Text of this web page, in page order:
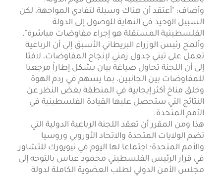
وأضاف: "أعتقد أن هناك وسيلة لتفادي المواجهة، لكن
السبيل الوحيد في النهاية للوصول إلى الدولة
الفلسطينية المستقلة هو إجراء مفاوضات مباشرة".
وألمح رئيس الوزراء البريطاني الأسبق إلى أن الرباعية
تعمل على تبني جدول زمني لإنجاح المفاوضات، لافتا
إلى أن اللجنة تحاول صياغة بيان يشكل إطاراً مرجعيا
للمفاوضات بين الجانبين، بما يسهم في ردم الهوة
وخلق مناخ أكثر إيجابية في المنطقة بغض النظر عن
النتائج التي ستحصل عليها القيادة الفلسطينية في
الأمم المتحدة.
هذا ومن المقرر أن تعقد اللجنة الرباعية الدولية التي
تضم الولايات المتحدة والاتحاد الأوروبي وروسيا
والأمم المتحدة؛ اجتماعا لها اليوم في نيويورك للتشاور
في قرار الرئيس الفلسطيني محمود عباس بالتوجه إلى
مجلس الأمن الدولي لطلب العضوية الكاملة لدولة